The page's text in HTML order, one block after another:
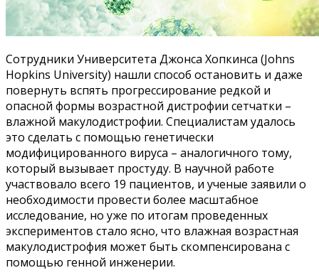
Сотрудники Университета Джонса Хопкинса (Johns
Hopkins University) нашли способ остановить и даже
повернуть вспять прогрессирование редкой и
опасной формы возрастной дистрофии сетчатки –
влажной макулодистрофии. Специалистам удалось
это сделать с помощью генетически
модифицированного вируса – аналогичного тому,
который вызывает простуду. В научной работе
участвовало всего 19 пациентов, и ученые заявили о
необходимости провести более масштабное
исследование, но уже по итогам проведенных
экспериментов стало ясно, что влажная возрастная
макулодистрофия может быть скомпенсирована с
помощью генной инженерии.